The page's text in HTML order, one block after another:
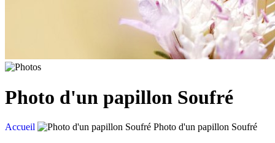
Photo d'un papillon Soufré
Accueil Photo d'un papillon Soufré